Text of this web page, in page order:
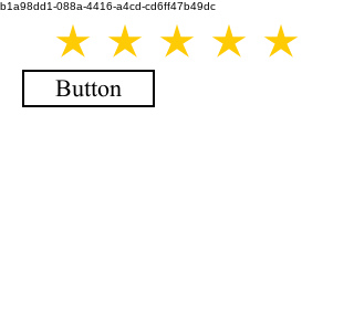
b1a98dd1-088a-4416-a4cd-cd6ff47b49dc
Button